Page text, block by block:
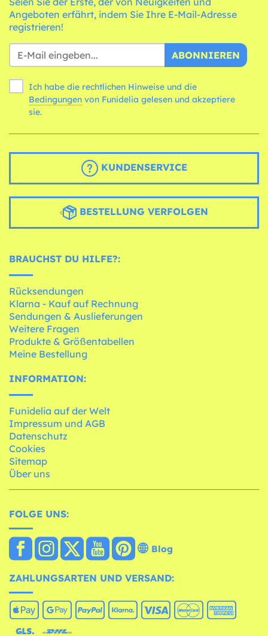
Angeboten erfährt, indem Sie Ihre E-Mail-Adresse
registrieren!
ABONNIEREN
Ich habe die rechtlichen Hinweise und die
Bedingungen
sie.
KUNDENSERVICE
BESTELLUNG VERFOLGEN
BRAUCHST DU HILFE?:
Rücksendungen
Klarna - Kauf auf Rechnung
Sendungen & Auslieferungen
Weitere Fragen
Produkte & Größentabellen
Meine Bestellung
INFORMATION:
Funidelia auf der Welt
Impressum und AGB
Datenschutz
Cookies
Sitemap
Über uns
FOLGE UNS:
Blog
ZAHLUNGSARTEN UND VERSAND: